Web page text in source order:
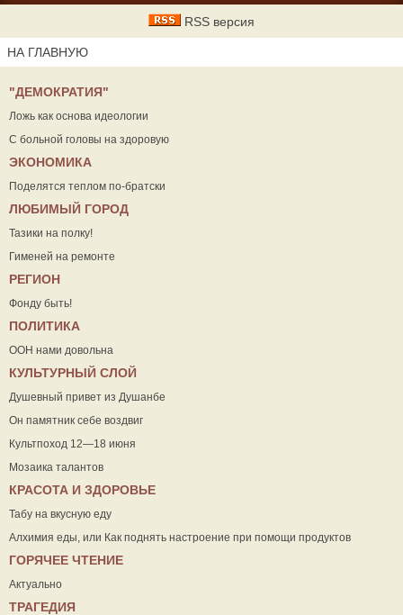
RSS версия
НА ГЛАВНУЮ
"ДЕМОКРАТИЯ"
Ложь как основа идеологии
С больной головы на здоровую
ЭКОНОМИКА
Поделятся теплом по-братски
ЛЮБИМЫЙ ГОРОД
Тазики на полку!
Гименей на ремонте
РЕГИОН
Фонду быть!
ПОЛИТИКА
ООН нами довольна
КУЛЬТУРНЫЙ СЛОЙ
Душевный привет из Душанбе
Он памятник себе воздвиг
Культпоход 12—18 июня
Мозаика талантов
КРАСОТА И ЗДОРОВЬЕ
Табу на вкусную еду
Алхимия еды, или Как поднять настроение при помощи продуктов
ГОРЯЧЕЕ ЧТЕНИЕ
Актуально
ТРАГЕДИЯ